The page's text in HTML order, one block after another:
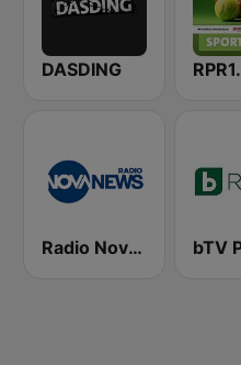
DASDING
Radio Nova News